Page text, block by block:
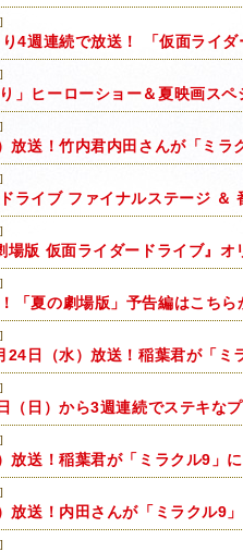
4週連続で放送！ 「仮面ライ
り」ヒーローショー＆夏映画スペ
放送！竹内君内田さんが「ミ
ライブ ファイナルステージ ＆
場版 仮面ライダードライブ』
「夏の劇場版」予告編はこちら
24日（水）放送！稲葉君が「ミ
（日）から3週連続でステキな
放送！稲葉君が「ミラクル9」に
放送！内田さんが「ミラクル9」